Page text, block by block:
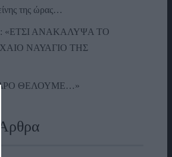
της ώρας…
«ΕΤΣΙ ΑΝΑΚΑΛΥΨΑ ΤΟ
ΝΑΥΑΓΙΟ ΤΗΣ
ΘΕΛΟΥΜΕ…»